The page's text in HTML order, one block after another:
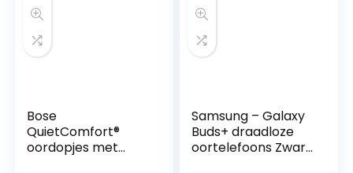
Bose
QuietComfort®
oordopjes met
Samsung – Galaxy
Buds+ draadloze
oortelefoons Zwart